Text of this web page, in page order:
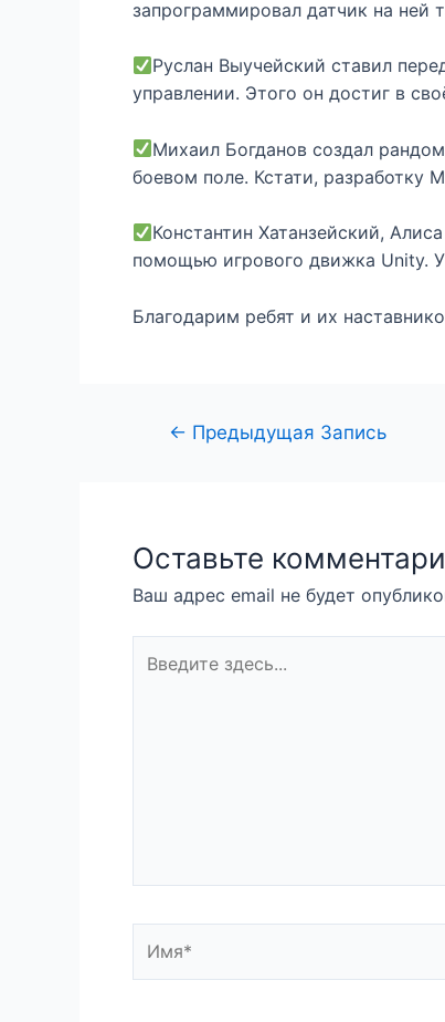
запрограммировал датчик на ней
Руслан Выучейский ставил
управлении. Этого он достиг в
Михаил Богданов создал
боевом поле. Кстати, разработку
Константин Хатанзейский,
помощью игрового движка Unity.
Благодарим ребят и их
← Предыдущая Запись
Оставьте
Ваш адрес email не будет
здесь...